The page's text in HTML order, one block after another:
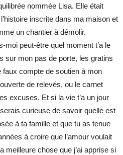
nommée Lisa. Elle était
inscrite dans ma maison et
un chantier à démolir.
moi peut-être quel moment t’a le
sur mon pas de porte, les gratins
faux compte de soutien à mon
de relevés, ou le carnet
excuses. Et si la vie t’a un jour
curieuse de savoir quelle est
à ta famille et que tu as tenue
à croire que l’amour voulait
meilleure chose que j’ai apprise si